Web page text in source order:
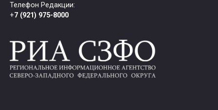
Телефон Редакции:
+7 (921) 975-8000